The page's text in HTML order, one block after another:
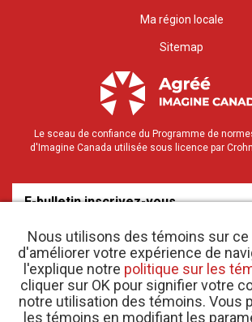
Nous utilisons des témoins sur ce
d'améliorer votre expérience de
l'explique notre politique sur les
cliquer sur OK pour signifier votre
notre utilisation des témoins. Vous
les témoins en modifiant les
Ma région locale
Sitemap
Le sceau de confiance du Programme de
d'Imagine Canada utilisée sous licence par
E-bulletin inscrivez-vous